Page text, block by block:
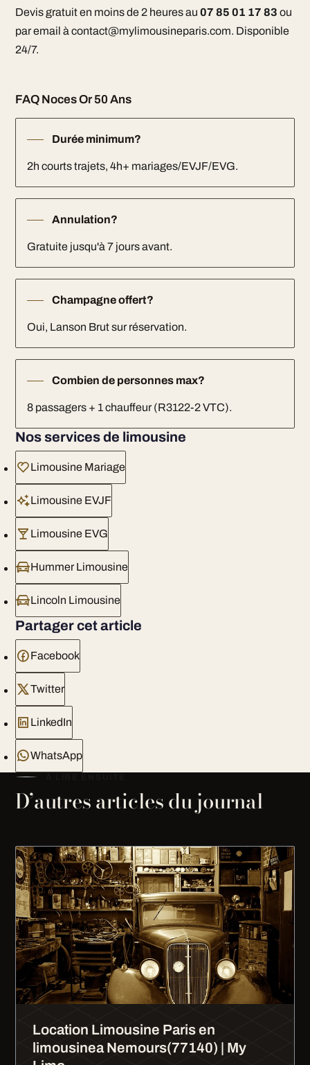
Devis gratuit en moins de 2 heures au 07 85 01 17 83 ou
par email à contact@mylimousineparis.com. Disponible
24/7.
FAQ Noces Or 50 Ans
Durée minimum?
2h courts trajets, 4h+ mariages/EVJF/EVG.
Annulation?
Gratuite jusqu'à 7 jours avant.
Champagne offert?
Oui, Lanson Brut sur réservation.
Combien de personnes max?
8 passagers + 1 chauffeur (R3122-2 VTC).
Nos services de limousine
Limousine Mariage
Limousine EVJF
Limousine EVG
Hummer Limousine
Lincoln Limousine
Partager cet article
Facebook
Twitter
LinkedIn
WhatsApp
D’autres articles du journal
Location Limousine Paris en
limousinea Nemours(77140) | My